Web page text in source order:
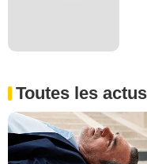
Toutes les